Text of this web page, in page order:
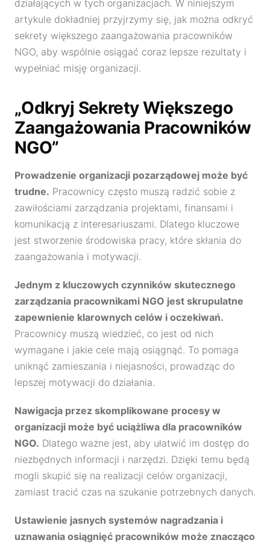
działających w tych organizacjach. W niniejszym
artykule dokładniej przyjrzymy się, jak można odkryć
sekrety większego zaangażowania pracowników
NGO, aby wspólnie osiągać coraz lepsze rezultaty i
wypełniać misję organizacji.
„Odkryj Sekrety Większego
Zaangażowania Pracowników
NGO”
Prowadzenie organizacji pozarządowej może być
trudne. Pracownicy często muszą radzić sobie z
zawiłościami zarządzania projektami, finansami i
komunikacją z interesariuszami. Dlatego kluczowe
jest stworzenie środowiska pracy, które skłania do
zaangażowania i motywacji.
Jednym z kluczowych czynników skutecznego
zarządzania pracownikami NGO jest skrupulatne
zapewnienie klarownych celów i oczekiwań.
Pracownicy muszą wiedzieć, co jest od nich
wymagane i jakie cele mają osiągnąć. To pomaga
uniknąć zamieszania i niejasności, prowadząc do
lepszej motywacji do działania.
Nawigacja przez skomplikowane procesy w
organizacji może być uciążliwa dla pracowników
NGO. Dlatego ważne jest, aby ułatwić im dostęp do
niezbędnych informacji i narzędzi. Dzięki temu będą
mogli skupić się na realizacji celów organizacji,
zamiast tracić czas na szukanie potrzebnych danych.
Ustawienie jasnych systemów nagradzania i
uznawania osiągnięć pracowników może znacząco